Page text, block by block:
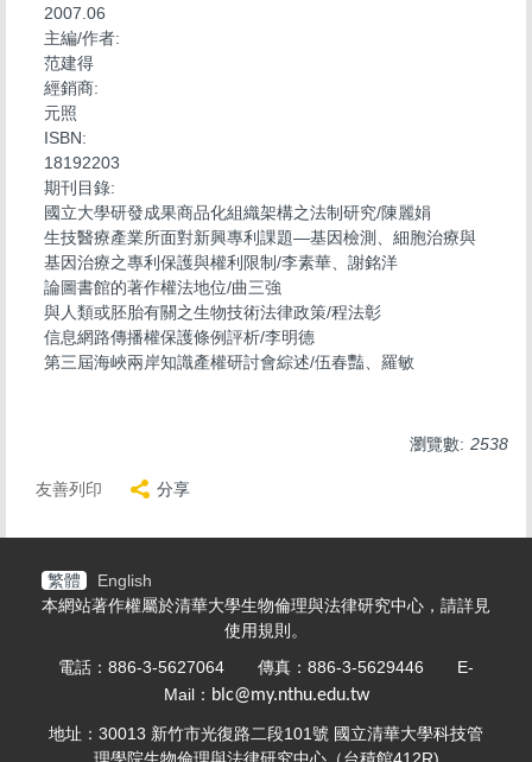
2007.06
主編/作者:
范建得
經銷商:
元照
ISBN:
18192203
期刊目錄:
國立大學研發成果商品化組織架構之法制研究/陳麗娟
生技醫療產業所面對新興專利課題—基因檢測、細胞治療與
基因治療之專利保護與權利限制/李素華、謝銘洋
論圖書館的著作權法地位/曲三強
與人類或胚胎有關之生物技術法律政策/程法彰
信息網路傳播權保護條例評析/李明德
第三屆海峽兩岸知識產權研討會綜述/伍春豔、羅敏
瀏覽數: 2538
友善列印 分享
繁體
English
本網站著作權屬於清華大學生物倫理與法律研究中心，請詳見
使用規則 。
電話：886-3-5627064 傳真：886-3-5629446 E-
Mail： blc@my.nthu.edu.tw
地址：30013 新竹市光復路二段101號 國立清華大學科技管